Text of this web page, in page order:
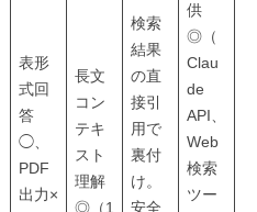
表形
式回
答
◯、
PDF
出力×
長文
コン
テキ
スト
理解
◎（1
検索
結果
の直
接引
用で
裏付
け。
安全
供
◎（
Clau
de
API、
Web
検索
ツー